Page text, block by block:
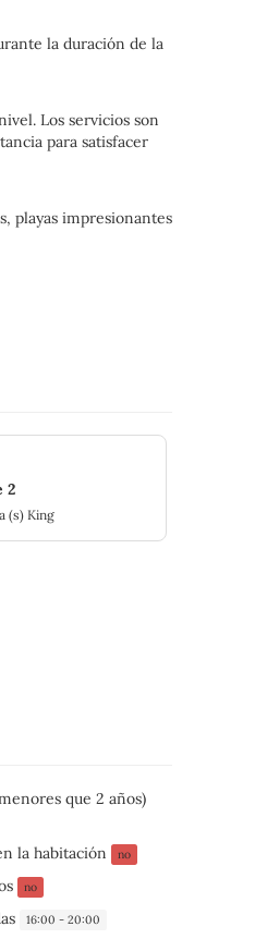
la duración de la
Los servicios son
para satisfacer
playas impresionantes
2
(s) King
que 2 años)
la habitación no
no
16:00 - 20:00